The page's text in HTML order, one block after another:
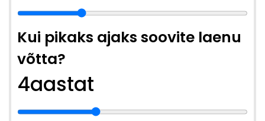
Kui pikaks ajaks soovite laenu
võtta?
4aastat